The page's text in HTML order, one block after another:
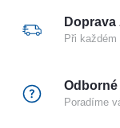
Doprava
Při každém
Poradíme